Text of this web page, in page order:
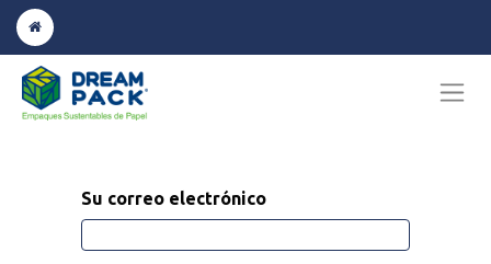
Su correo electrónico